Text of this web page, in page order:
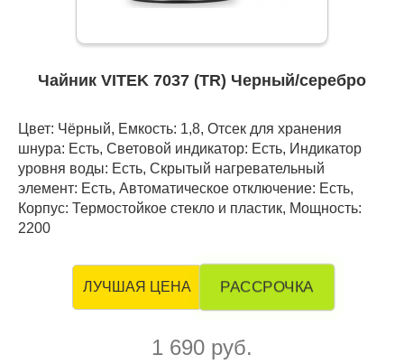
Чайник VITEK 7037 (TR) Черный/серебро
Цвет: Чёрный, Емкость: 1,8, Отсек для хранения
шнура: Есть, Световой индикатор: Есть, Индикатор
уровня воды: Есть, Скрытый нагревательный
элемент: Есть, Автоматическое отключение: Есть,
Корпус: Термостойкое стекло и пластик, Мощность:
2200
ЛУЧШАЯ ЦЕНА РАССРОЧКА
1 690 руб.